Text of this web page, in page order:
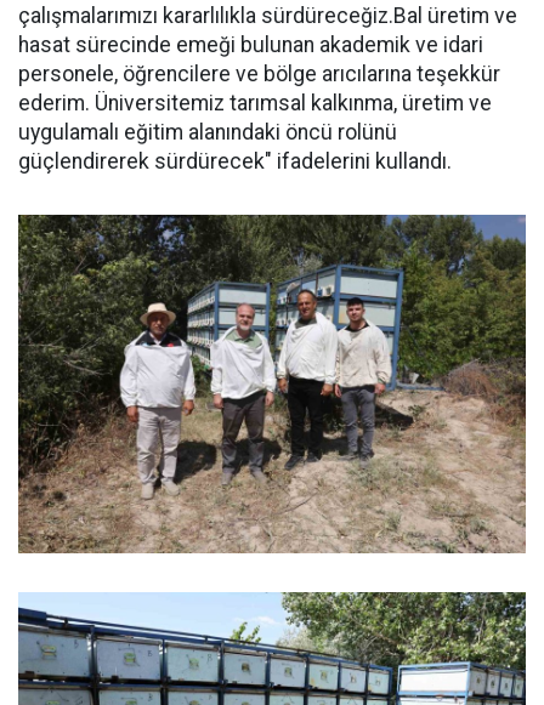
çalışmalarımızı kararlılıkla sürdüreceğiz.Bal üretim ve
hasat sürecinde emeği bulunan akademik ve idari
personele, öğrencilere ve bölge arıcılarına teşekkür
ederim. Üniversitemiz tarımsal kalkınma, üretim ve
uygulamalı eğitim alanındaki öncü rolünü
güçlendirerek sürdürecek" ifadelerini kullandı.